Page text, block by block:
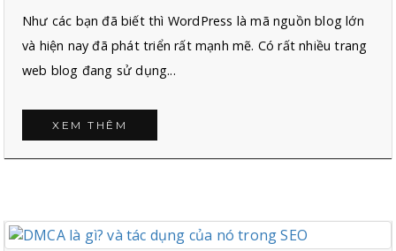
Như các bạn đã biết thì WordPress là mã nguồn blog lớn
và hiện nay đã phát triển rất mạnh mẽ. Có rất nhiều trang
web blog đang sử dụng...
XEM THÊM